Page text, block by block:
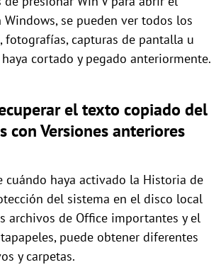
se pueden ver todos los
fotografías, capturas de pantalla u
cortado y pegado anteriormente.
el texto copiado del
con Versiones anteriores
cuándo haya activado la Historia de
del sistema en el disco local
archivos de Office importantes y el
puede obtener diferentes
y carpetas.